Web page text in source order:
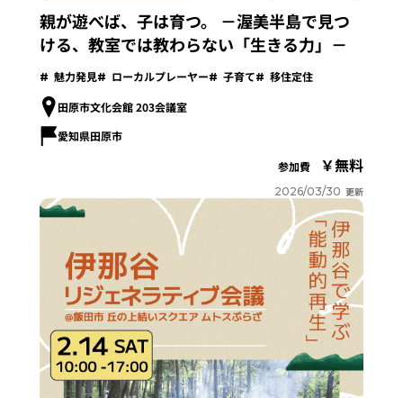
親が遊べば、子は育つ。 －渥美半島で見つ
ける、教室では教わらない「生きる力」－
魅力発見 ローカルプレーヤー 子育て 移住定住
田原市文化会館 203会議室
愛知県田原市
参加費
無料
2026/03/30 更新